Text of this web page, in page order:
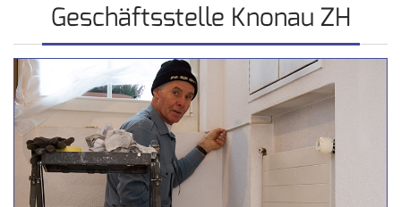
Geschäftsstelle Knonau ZH